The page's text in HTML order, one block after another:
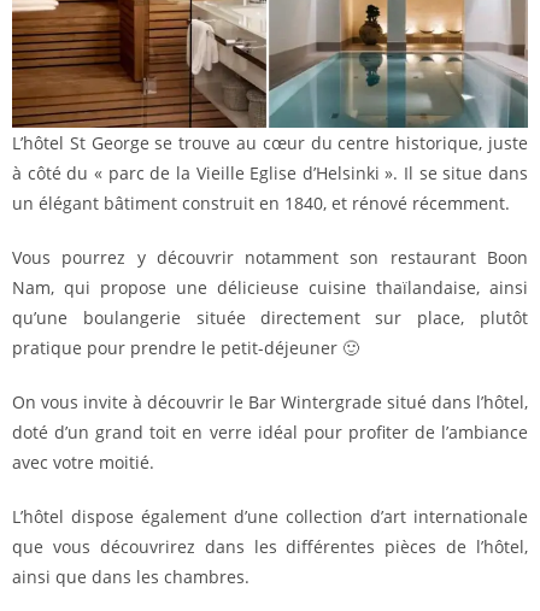
L’hôtel St George se trouve au cœur du centre historique, juste
à côté du « parc de la Vieille Eglise d’Helsinki ». Il se situe dans
un élégant bâtiment construit en 1840, et rénové récemment.
Vous pourrez y découvrir notamment son restaurant Boon
Nam, qui propose une délicieuse cuisine thaïlandaise, ainsi
qu’une boulangerie située directement sur place, plutôt
pratique pour prendre le petit-déjeuner 🙂
On vous invite à découvrir le Bar Wintergrade situé dans l’hôtel,
doté d’un grand toit en verre idéal pour profiter de l’ambiance
avec votre moitié.
L’hôtel dispose également d’une collection d’art internationale
que vous découvrirez dans les différentes pièces de l’hôtel,
ainsi que dans les chambres.